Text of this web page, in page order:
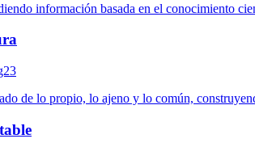
información basada en el conocimiento
de lo propio, lo ajeno y lo común,